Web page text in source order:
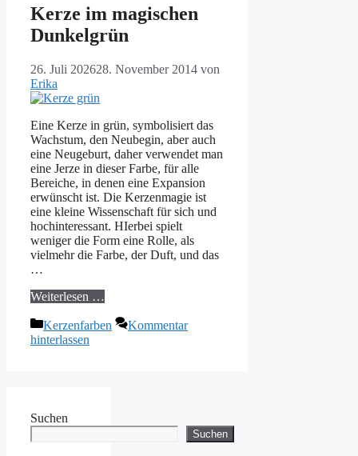
Kerze im magischen
Dunkelgrün
26. Juli 202628. November 2014 von
Erika
Eine Kerze in grün, symbolisiert das
Wachstum, den Neubegin, aber auch
eine Neugeburt, daher verwendet man
eine Jerze in dieser Farbe, für alle
Bereiche, in denen eine Expansion
erwünscht ist. Die Kerzenmagie ist
eine kleine Wissenschaft für sich und
hochinteressant. HIerbei spielt
weniger die Form eine Rolle, als
vielmehr die Farbe, der Duft, und das
…
Weiterlesen …
Kategorien
Kerzenfarben
Kommentar
hinterlassen
Suchen
Suchen